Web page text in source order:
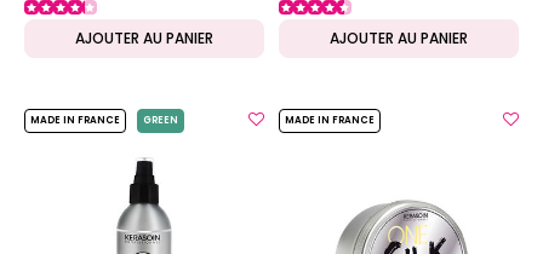
AJOUTER AU PANIER AJOUTER AU PANIER
MADE IN FRANCE GREEN MADE IN FRANCE